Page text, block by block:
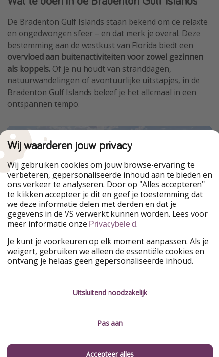
De Bradenton Gulf Islands staan bekend om de relaxte
en ongedwongen sfeer – en dat merk je overal. Deze
bestemming aan de westkust van Florida biedt een
overvloed aan buitenactiviteiten voor zowel gezinnen
als koppels. Of je nu houdt van stranddagen,
natuurwandelingen of avontuurlijke uitstapjes, in de
Bradenton Gulf Islands beleef je het allemaal in een
ontspannen tempo.
Dolfijnen spotten en de onderwaterwereld van
Zelfs wie niet zo sportief is aangelegd, kan in en rond
genieten. Er valt namelijk van alles te zien en beleven in
Wij waarderen jouw privacy
Wij gebruiken cookies om jouw browse-ervaring te
verbeteren, gepersonaliseerde inhoud aan te bieden en
ons verkeer te analyseren. Door op "Alles accepteren"
te klikken accepteer je dit en geef je toestemming dat
we deze informatie delen met derden en dat je
gegevens in de VS verwerkt kunnen worden. Lees voor
meer informatie onze Privacybeleid.
Je kunt je voorkeuren op elk moment aanpassen. Als je
weigert, gebruiken we alleen de essentiële cookies en
ontvang je helaas geen gepersonaliseerde inhoud.
Uitsluitend noodzakelijk
Pas aan
Accepteer alles